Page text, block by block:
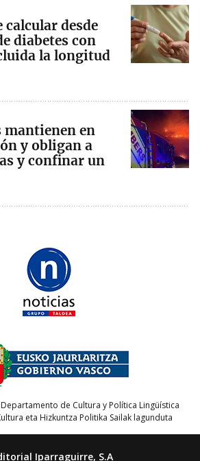
desde
diabetes con
la longitud
mantienen en
y obligan a
y confinar un
de Cultura y Política Lingüística
eta Hizkuntza Politika Sailak lagunduta
Iparraguirre, S.A